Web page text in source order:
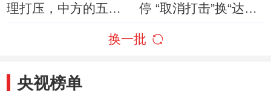
理打压，中方的五项
停 “取消打击”换“达成
取消对伊打击 以色列
换一批
央视榜单